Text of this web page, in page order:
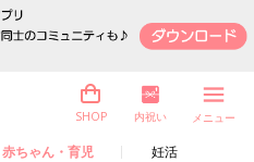
赤ちゃん・育児 妊活
SHOP 内祝い メニュー